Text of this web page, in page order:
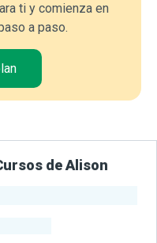
ti y comienza en
a paso.
de Alison